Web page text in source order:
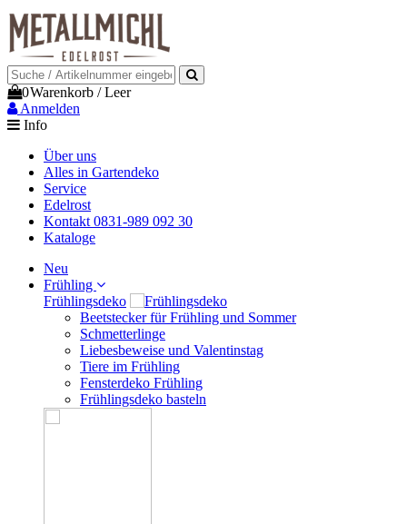
0Warenkorb /Leer
Anmelden
Info
Über uns
Alles in Gartendeko
Service
Edelrost
Kontakt 0831-989 092 30
Kataloge
Neu
Frühling
Frühlingsdeko
Beetstecker für Frühling und Sommer
Schmetterlinge
Liebesbeweise und Valentinstag
Tiere im Frühling
Fensterdeko Frühling
Frühlingsdeko basteln